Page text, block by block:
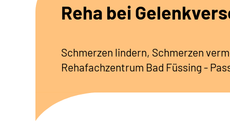
Reha bei
Schmerzen lindern, Schmerzen
Rehafachzentrum Bad Füssing -